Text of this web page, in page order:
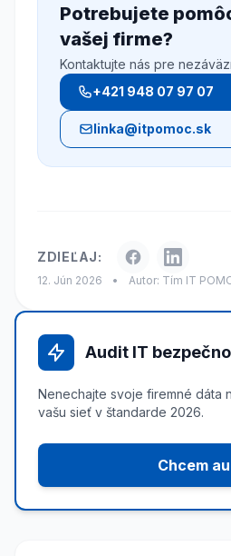
Potrebujete
vašej firme?
Kontaktujte nás pre
+421 948 07 97 07
linka@itpomoc.sk
ZDIEĽAJ:
12. Jún 2026 • Autor: Tím IT
Audit IT
Nenechajte svoje firemné dáta
vašu sieť v štandarde 2026.
Chcem